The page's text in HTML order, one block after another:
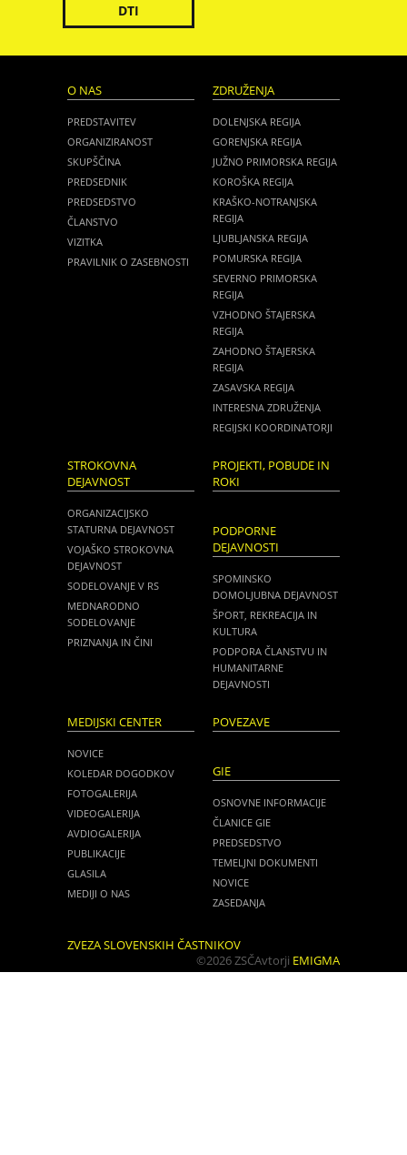
DTI
O NAS
PREDSTAVITEV
ORGANIZIRANOST
SKUPŠČINA
PREDSEDNIK
PREDSEDSTVO
ČLANSTVO
VIZITKA
PRAVILNIK O ZASEBNOSTI
ZDRUŽENJA
DOLENJSKA REGIJA
GORENJSKA REGIJA
JUŽNO PRIMORSKA REGIJA
KOROŠKA REGIJA
KRAŠKO-NOTRANJSKA
REGIJA
LJUBLJANSKA REGIJA
POMURSKA REGIJA
SEVERNO PRIMORSKA
REGIJA
VZHODNO ŠTAJERSKA
REGIJA
ZAHODNO ŠTAJERSKA
REGIJA
ZASAVSKA REGIJA
INTERESNA ZDRUŽENJA
REGIJSKI KOORDINATORJI
STROKOVNA
DEJAVNOST
ORGANIZACIJSKO
STATURNA DEJAVNOST
VOJAŠKO STROKOVNA
DEJAVNOST
SODELOVANJE V RS
MEDNARODNO
SODELOVANJE
PRIZNANJA IN ČINI
PROJEKTI, POBUDE IN
ROKI
PODPORNE
DEJAVNOSTI
SPOMINSKO
DOMOLJUBNA DEJAVNOST
ŠPORT, REKREACIJA IN
KULTURA
PODPORA ČLANSTVU IN
HUMANITARNE
DEJAVNOSTI
MEDIJSKI CENTER
NOVICE
KOLEDAR DOGODKOV
FOTOGALERIJA
VIDEOGALERIJA
AVDIOGALERIJA
PUBLIKACIJE
GLASILA
MEDIJI O NAS
POVEZAVE
GIE
OSNOVNE INFORMACIJE
ČLANICE GIE
PREDSEDSTVO
TEMELJNI DOKUMENTI
NOVICE
ZASEDANJA
ZVEZA SLOVENSKIH ČASTNIKOV
©2026 ZSČAvtorji EMIGMA